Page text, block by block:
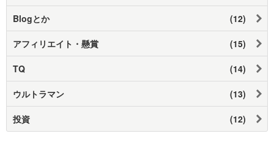
Blogとか (12)
アフィリエイト・懸賞 (15)
TQ (14)
ウルトラマン (13)
投資 (12)